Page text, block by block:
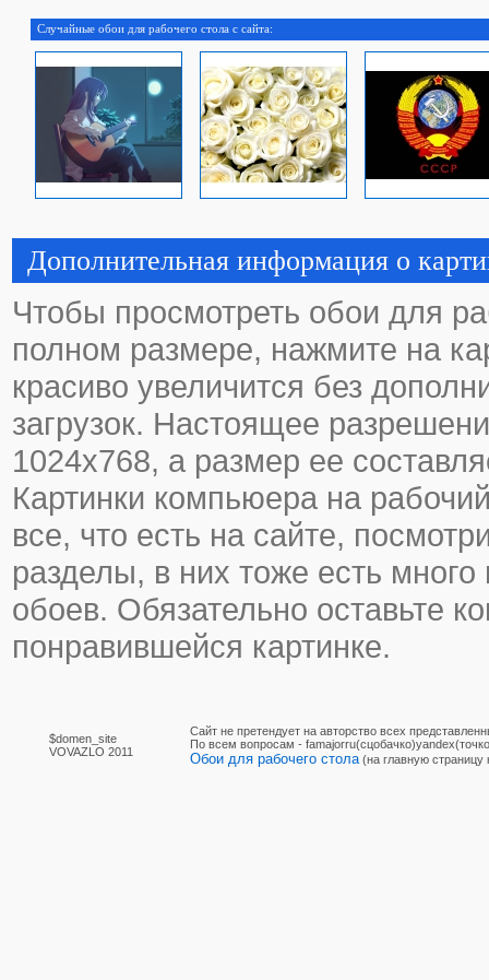
Случайные обои для рабочего стола с сайта:
Дополнительная информация о
Чтобы просмотреть обои для
полном размере, нажмите на
красиво увеличится без
загрузок. Настоящее
1024х768, а размер ее
Картинки компьюера на
все, что есть на сайте,
разделы, в них тоже есть
обоев. Обязательно оставьте
понравившейся картинке.
$domen_site
VOVAZLO 2011
Сайт не претендует на авторство всех
По вcем вопросам -
Обои для рабочего стола (на главную страницу